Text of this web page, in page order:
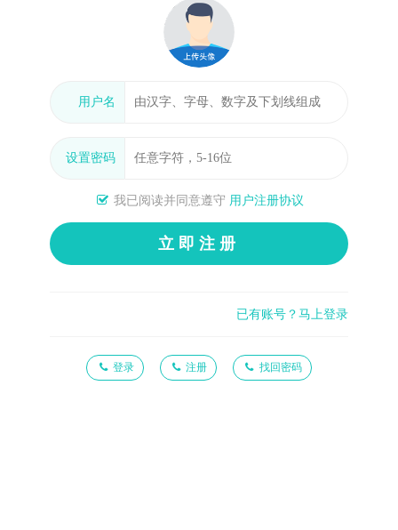
用户名
设置密码
我已阅读并同意遵守 用户注册协议
立即注册
已有账号？马上登录
登录 注册 找回密码